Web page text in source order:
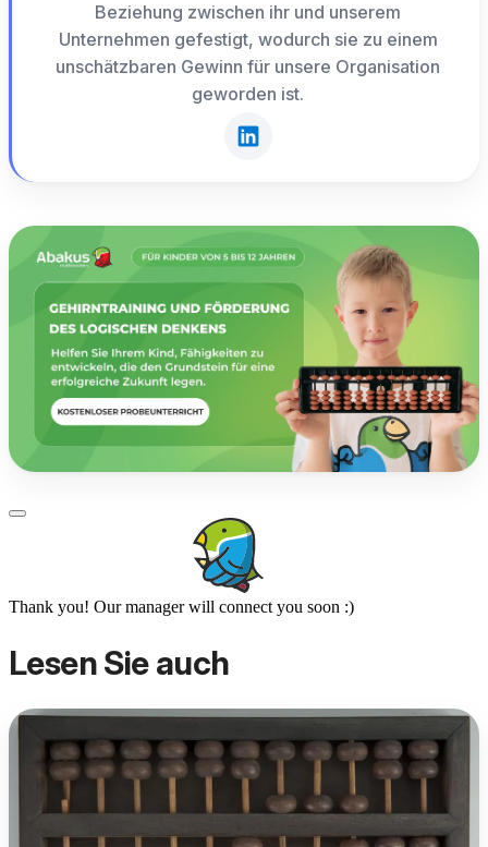
Beziehung zwischen ihr und unserem
Unternehmen gefestigt, wodurch sie zu einem
unschätzbaren Gewinn für unsere Organisation
geworden ist.
Thank you! Our manager will connect you soon :)
Lesen Sie auch